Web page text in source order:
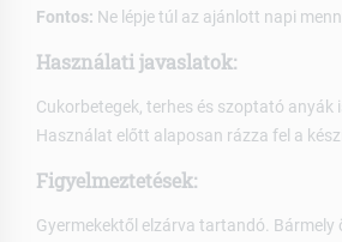
Fontos: Ne lépje túl az ajánlott napi
Használati javaslatok:
Cukorbetegek, terhes és szoptató anyák
Használat előtt alaposan rázza fel a
Figyelmeztetések:
Gyermekektől elzárva tartandó. Bármely